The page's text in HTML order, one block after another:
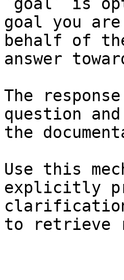
goal you
behalf of
answer
The
question
the
Use this
explicitly